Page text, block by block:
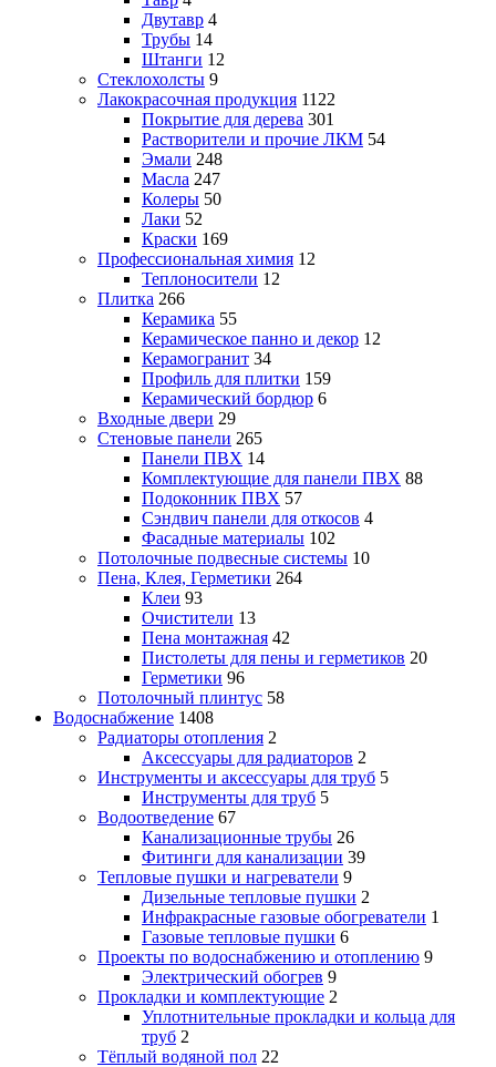
Двутавр 4
Трубы 14
Штанги 12
Стеклохолсты 9
Лакокрасочная продукция 1122
Покрытие для дерева 301
Растворители и прочие ЛКМ 54
Эмали 248
Масла 247
Колеры 50
Лаки 52
Краски 169
Профессиональная химия 12
Теплоносители 12
Плитка 266
Керамика 55
Керамическое панно и декор 12
Керамогранит 34
Профиль для плитки 159
Керамический бордюр 6
Входные двери 29
Стеновые панели 265
Панели ПВХ 14
Комплектующие для панели ПВХ 88
Подоконник ПВХ 57
Сэндвич панели для откосов 4
Фасадные материалы 102
Потолочные подвесные системы 10
Пена, Клея, Герметики 264
Клеи 93
Очистители 13
Пена монтажная 42
Пистолеты для пены и герметиков 20
Герметики 96
Потолочный плинтус 58
Водоснабжение 1408
Радиаторы отопления 2
Аксессуары для радиаторов 2
Инструменты и аксессуары для труб 5
Инструменты для труб 5
Водоотведение 67
Канализационные трубы 26
Фитинги для канализации 39
Тепловые пушки и нагреватели 9
Дизельные тепловые пушки 2
Инфракрасные газовые обогреватели 1
Газовые тепловые пушки 6
Проекты по водоснабжению и отоплению 9
Электрический обогрев 9
Прокладки и комплектующие 2
Уплотнительные прокладки и кольца для
труб 2
Тёплый водяной пол 22